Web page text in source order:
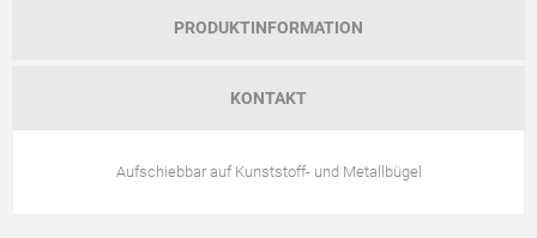
PRODUKTINFORMATION
KONTAKT
Aufschiebbar auf Kunststoff- und Metallbügel